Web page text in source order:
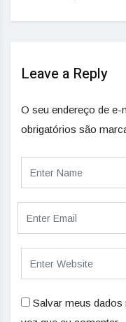
Leave a Reply
O seu endereço de e-
obrigatórios são
Salvar meus dados